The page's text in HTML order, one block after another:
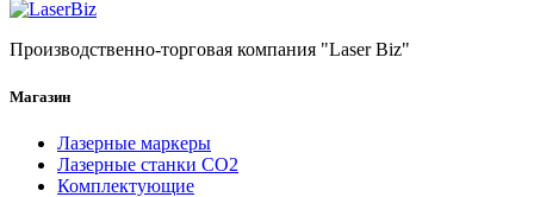
Производственно-торговая компания "Laser Biz"
Магазин
Лазерные маркеры
Лазерные станки СО2
Комплектующие